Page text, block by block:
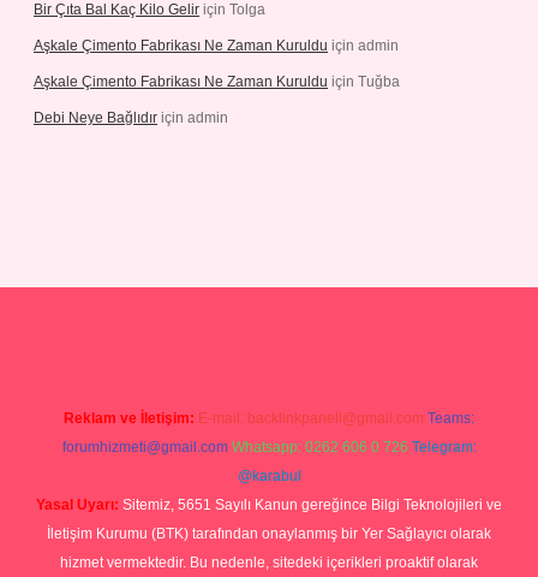
Bir Çıta Bal Kaç Kilo Gelir için Tolga
Aşkale Çimento Fabrikası Ne Zaman Kuruldu için admin
Aşkale Çimento Fabrikası Ne Zaman Kuruldu için Tuğba
Debi Neye Bağlıdır için admin
Reklam ve İletişim: E-mail: backlinkpaneli@gmail.com Teams:
forumhizmeti@gmail.com Whatsapp: 0262 606 0 726 Telegram:
@karabul
Yasal Uyarı: Sitemiz, 5651 Sayılı Kanun gereğince Bilgi Teknolojileri ve
İletişim Kurumu (BTK) tarafından onaylanmış bir Yer Sağlayıcı olarak
hizmet vermektedir. Bu nedenle, sitedeki içerikleri proaktif olarak